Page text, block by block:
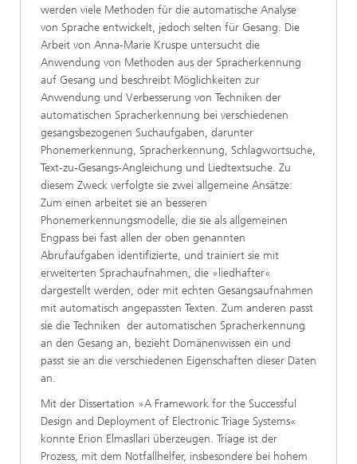
werden viele Methoden für die automatische Analyse
von Sprache entwickelt, jedoch selten für Gesang. Die
Arbeit von Anna-Marie Kruspe untersucht die
Anwendung von Methoden aus der Spracherkennung
auf Gesang und beschreibt Möglichkeiten zur
Anwendung und Verbesserung von Techniken der
automatischen Spracherkennung bei verschiedenen
gesangsbezogenen Suchaufgaben, darunter
Phonemerkennung, Spracherkennung, Schlagwortsuche,
Text-zu-Gesangs-Angleichung und Liedtextsuche. Zu
diesem Zweck verfolgte sie zwei allgemeine Ansätze:
Zum einen arbeitet sie an besseren
Phonemerkennungsmodelle, die sie als allgemeinen
Engpass bei fast allen der oben genannten
Abrufaufgaben identifizierte, und trainiert sie mit
erweiterten Sprachaufnahmen, die »liedhafter«
dargestellt werden, oder mit echten Gesangsaufnahmen
mit automatisch angepassten Texten. Zum anderen passt
sie die Techniken der automatischen Spracherkennung
an den Gesang an, bezieht Domänenwissen ein und
passt sie an die verschiedenen Eigenschaften dieser Daten
an.
Mit der Dissertation »A Framework for the Successful
Design and Deployment of Electronic Triage Systems«
konnte Erion Elmasllari überzeugen. Triage ist der
Prozess, mit dem Notfallhelfer, insbesondere bei hohem